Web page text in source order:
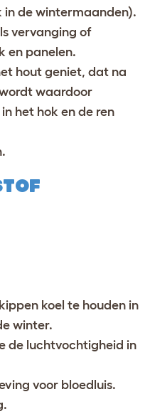
in de wintermaanden).
vervanging of
en panelen.
hout geniet, dat na
waardoor
het hok en de ren
koel te houden in
winter.
de luchtvochtigheid in
voor bloedluis.